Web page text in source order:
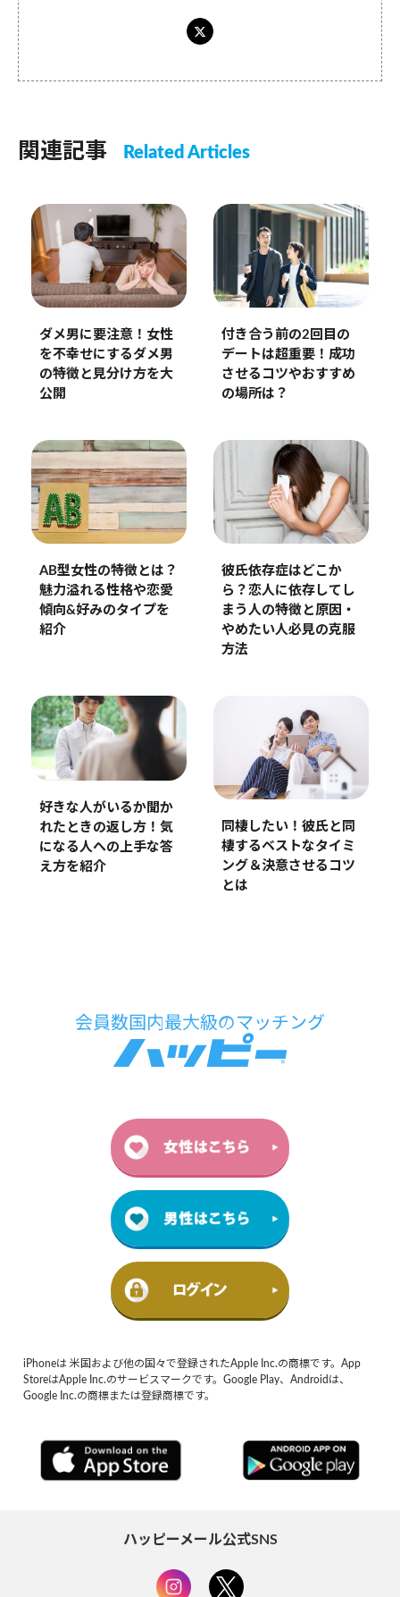
関連記事 Related Articles
ダメ男に要注意！女性
を不幸せにするダメ男
の特徴と見分け方を大
公開
付き合う前の2回目の
デートは超重要！成功
させるコツやおすすめ
の場所は？
AB型女性の特徴とは？
魅力溢れる性格や恋愛
傾向&好みのタイプを
紹介
彼氏依存症はどこか
ら？恋人に依存してし
まう人の特徴と原因・
やめたい人必見の克服
方法
好きな人がいるか聞か
れたときの返し方！気
になる人への上手な答
え方を紹介
同棲したい！彼氏と同
棲するベストなタイミ
ング＆決意させるコツ
とは
iPhoneは 米国および他の国々で登録されたApple Inc.の商標です。App
StoreはApple Inc.のサービスマークです。Google Play、Androidは、
Google Inc.の商標または登録商標です。
ハッピーメール公式SNS